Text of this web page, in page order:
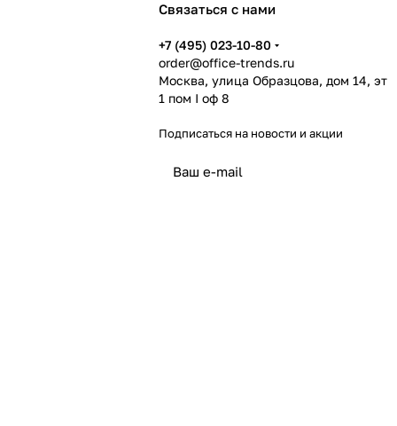
Связаться с нами
+7 (495) 023-10-80
order@office-trends.ru
Москва, улица Образцова, дом 14, эт
1 пом I оф 8
Подписаться на новости и акции